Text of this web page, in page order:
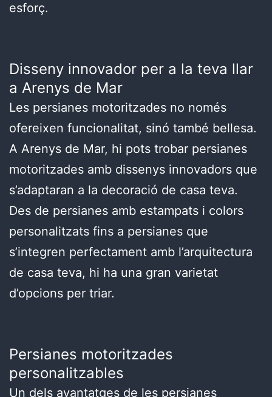
esforç.
Disseny innovador per a la teva llar
a Arenys de Mar
Les persianes motoritzades no només
ofereixen funcionalitat, sinó també bellesa.
A Arenys de Mar, hi pots trobar persianes
motoritzades amb dissenys innovadors que
s’adaptaran a la decoració de casa teva.
Des de persianes amb estampats i colors
personalitzats fins a persianes que
s’integren perfectament amb l’arquitectura
de casa teva, hi ha una gran varietat
d’opcions per triar.
Persianes motoritzades
personalitzables
Un dels avantatges de les persianes